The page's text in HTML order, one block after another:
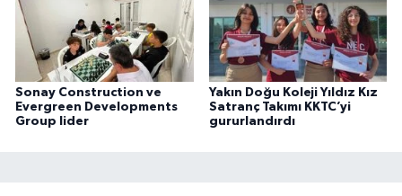
Sonay Construction ve
Evergreen Developments
Group lider
Yakın Doğu Koleji Yıldız Kız
Satranç Takımı KKTC’yi
gururlandırdı